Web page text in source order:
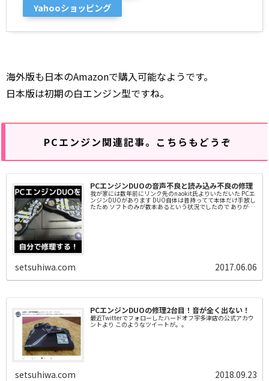
Yahooショッピング
海外版も日本のAmazonで購入可能なようです。
日本版は初期の白エンジン型ですね。
PCエンジン関連記事。こちらもどうぞ
PCエンジンDUOの音声不良と読み込み不良の修理
我が家には数年前にリンク先のnaokit氏よりいただいた PCエ
ンジンDUOがあります DUO自体は昔持ってて本体だけ手放し
たため ソフトのみが数本あるという状況でしたので ありがた
くいただきました
setsuhiwa.com 2017.06.06
PCエンジンDUOの修理2台目！音が全く出ない！
最近Twitterでフォローしたハードオフ宇多津店の公式アカウ
ントより このようなツイートが。。
setsuhiwa.com 2018.09.23